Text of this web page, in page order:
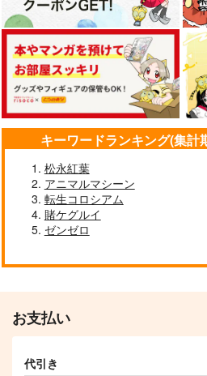
Bloomoutain Blend
770円（税込）
作品詳細
青山 澄香
作品詳細
キーワードランキング(集計
松永紅葉
アニマルマシーン
転生コロシアム
賭ケグルイ
ゼンゼロ
お支払い
代引き